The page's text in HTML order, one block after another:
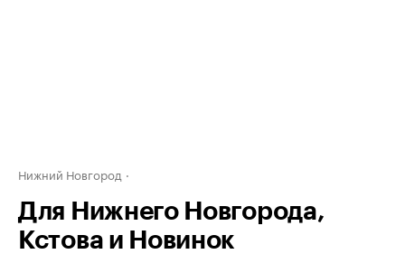
Нижний Новгород
Для Нижнего Новгорода,
Кстова и Новинок